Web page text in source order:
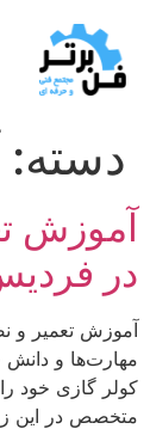
دسته:
آموزش
در
آموزش تعمیر و
مهارت‌ها و دانش
کولر گازی خود
متخصص در این